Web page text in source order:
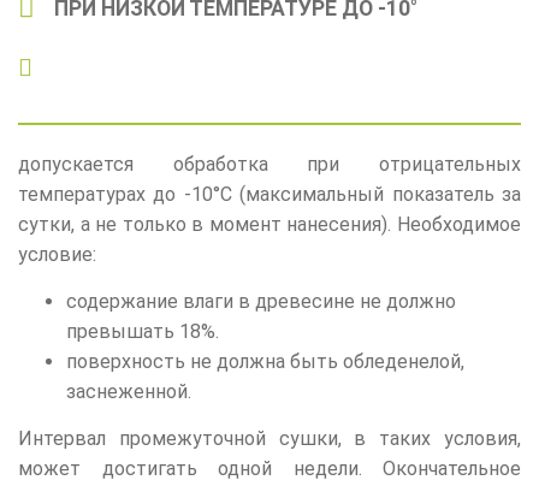
ПРИ НИЗКОЙ ТЕМПЕРАТУРЕ ДО -10°
допускается обработка при отрицательных
температурах до -10°С (максимальный показатель за
сутки, а не только в момент нанесения). Необходимое
условие:
содержание влаги в древесине не должно
превышать 18%.
поверхность не должна быть обледенелой,
заснеженной.
Интервал промежуточной сушки, в таких условия,
может достигать одной недели. Окончательное